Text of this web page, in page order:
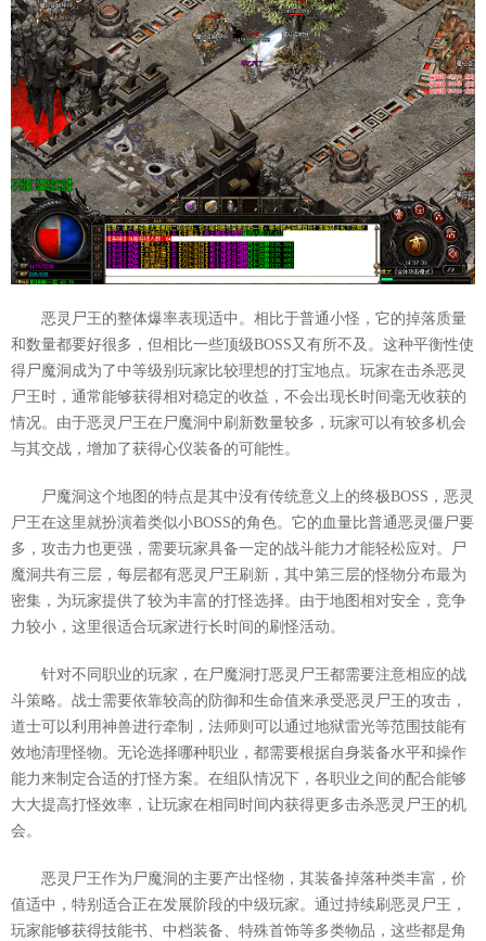
恶灵尸王的整体爆率表现适中。相比于普通小怪，它的掉落质量
和数量都要好很多，但相比一些顶级BOSS又有所不及。这种平衡性使
得尸魔洞成为了中等级别玩家比较理想的打宝地点。玩家在击杀恶灵
尸王时，通常能够获得相对稳定的收益，不会出现长时间毫无收获的
情况。由于恶灵尸王在尸魔洞中刷新数量较多，玩家可以有较多机会
与其交战，增加了获得心仪装备的可能性。
尸魔洞这个地图的特点是其中没有传统意义上的终极BOSS，恶灵
尸王在这里就扮演着类似小BOSS的角色。它的血量比普通恶灵僵尸要
多，攻击力也更强，需要玩家具备一定的战斗能力才能轻松应对。尸
魔洞共有三层，每层都有恶灵尸王刷新，其中第三层的怪物分布最为
密集，为玩家提供了较为丰富的打怪选择。由于地图相对安全，竞争
力较小，这里很适合玩家进行长时间的刷怪活动。
针对不同职业的玩家，在尸魔洞打恶灵尸王都需要注意相应的战
斗策略。战士需要依靠较高的防御和生命值来承受恶灵尸王的攻击，
道士可以利用神兽进行牵制，法师则可以通过地狱雷光等范围技能有
效地清理怪物。无论选择哪种职业，都需要根据自身装备水平和操作
能力来制定合适的打怪方案。在组队情况下，各职业之间的配合能够
大大提高打怪效率，让玩家在相同时间内获得更多击杀恶灵尸王的机
会。
恶灵尸王作为尸魔洞的主要产出怪物，其装备掉落种类丰富，价
值适中，特别适合正在发展阶段的中级玩家。通过持续刷恶灵尸王，
玩家能够获得技能书、中档装备、特殊首饰等多类物品，这些都是角